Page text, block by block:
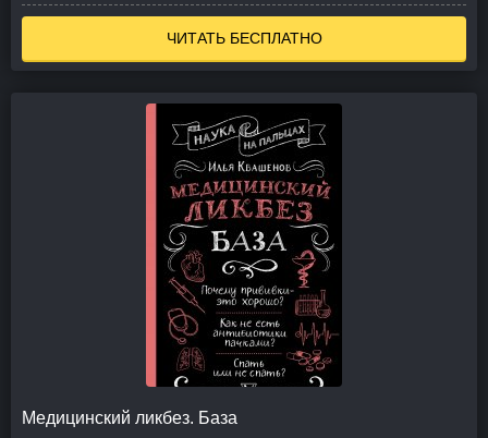
ЧИТАТЬ БЕСПЛАТНО
Медицинский ликбез. База